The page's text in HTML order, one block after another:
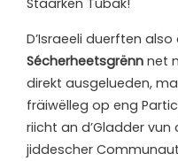
Staarken Tubak!
D’Israeeli duerften
Sécherheetsgrënn net
direkt ausgelueden,
fräiwëlleg op eng
riicht an d’Gladder
jiddescher